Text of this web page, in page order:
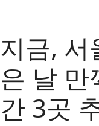
지금, 서
은 날 만
간 3곳